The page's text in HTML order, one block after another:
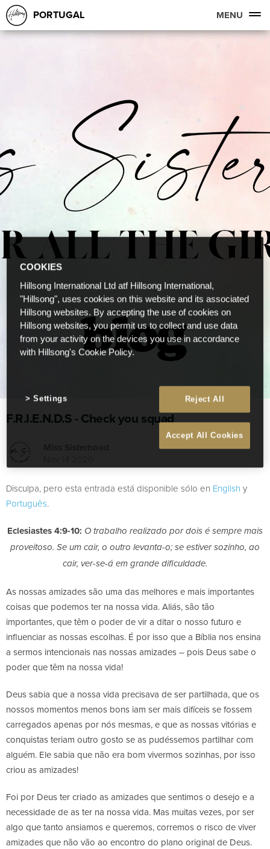
PORTUGAL MENU
F.R.I.E.N.D.S - Check you squad
Disculpa, pero esta entrada está disponible sólo en English y
Português.
Eclesiastes 4:9-10: O trabalho realizado por dois é sempre mais
proveitoso. Se um cair, o outro levanta-o; se estiver sozinho, ao
cair, ver-se-á em grande dificuldade.
As nossas amizades são uma das melhores e mais importantes
coisas que podemos ter na nossa vida. Aliás, são tão
importantes, que têm o poder de vir a ditar o nosso futuro e
influenciar as nossas escolhas. É por isso que a Bíblia nos ensina
a sermos intencionais nas nossas amizades – pois Deus sabe o
poder que têm na nossa vida!
Deus sabia que a nossa vida precisava de ser partilhada, que os
nossos momentos menos bons iam ser mais difíceis se fossem
carregados apenas por nós mesmas, e que as nossas vitórias e
conquistas teriam outro gosto se as pudéssemos partilhar com
alguém. Ele sabia que não era bom vivermos sozinhas, por isso
criou as amizades!
Foi por Deus ter criado as amizades que sentimos o desejo e a
necessidade de as ter na nossa vida. Mas muitas vezes, por ser
algo que tanto ansiamos e queremos, corremos o risco de viver
amizades que não vão ao encontro do plano original de Deus.
COOKIES
Hillsong International Ltd atf Hillsong International,
"Hillsong", uses cookies on this website and its associated
Hillsong websites. By accepting the use of cookies on
Hillsong websites, you permit us to collect and use data
from your activity on the devices you use in accordance
with Hillsong's Cookie Policy.
Reject All
Accept All Cookies
Settings